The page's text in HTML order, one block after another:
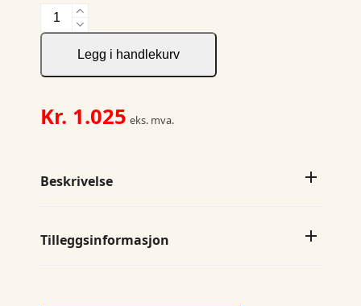
Franklin
Woman
antall
Legg i handlekurv
Kr. 1.025 eks. mva.
Beskrivelse
Tilleggsinformasjon